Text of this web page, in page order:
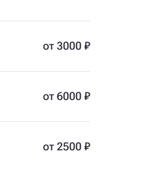
от 3000 ₽
от 6000 ₽
от 2500 ₽